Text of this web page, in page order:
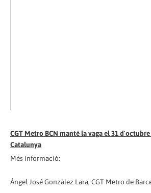
CGT Metro BCN manté la vaga el 31 d´octubre
Catalunya
Més informació:
Ángel José González Lara, CGT Metro de